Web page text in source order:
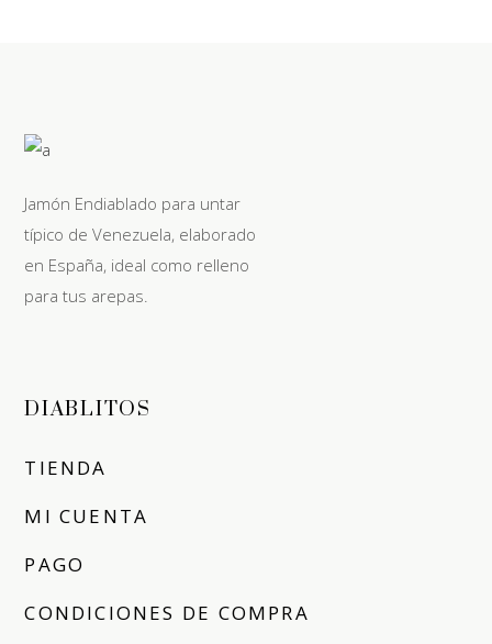
Jamón Endiablado para untar
típico de Venezuela, elaborado
en España, ideal como relleno
para tus arepas.
DIABLITOS
TIENDA
MI CUENTA
PAGO
CONDICIONES DE COMPRA